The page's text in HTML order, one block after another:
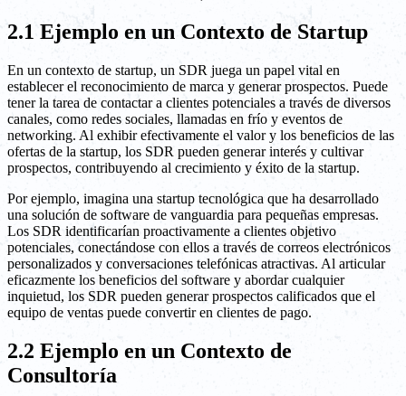
2.1 Ejemplo en un Contexto de Startup
En un contexto de startup, un SDR juega un papel vital en
establecer el reconocimiento de marca y generar prospectos. Puede
tener la tarea de contactar a clientes potenciales a través de diversos
canales, como redes sociales, llamadas en frío y eventos de
networking. Al exhibir efectivamente el valor y los beneficios de las
ofertas de la startup, los SDR pueden generar interés y cultivar
prospectos, contribuyendo al crecimiento y éxito de la startup.
Por ejemplo, imagina una startup tecnológica que ha desarrollado
una solución de software de vanguardia para pequeñas empresas.
Los SDR identificarían proactivamente a clientes objetivo
potenciales, conectándose con ellos a través de correos electrónicos
personalizados y conversaciones telefónicas atractivas. Al articular
eficazmente los beneficios del software y abordar cualquier
inquietud, los SDR pueden generar prospectos calificados que el
equipo de ventas puede convertir en clientes de pago.
2.2 Ejemplo en un Contexto de
Consultoría